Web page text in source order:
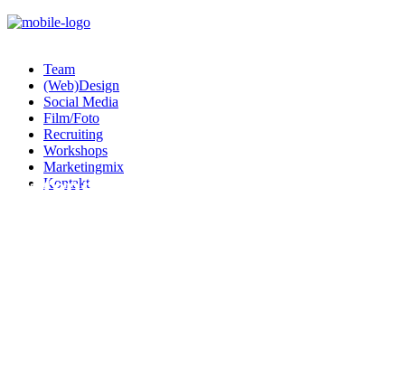
Team
(Web)Design
Social Media
Film/Foto
Recruiting
Workshops
Marketingmix
Kontakt
Datenschutz & Impressum